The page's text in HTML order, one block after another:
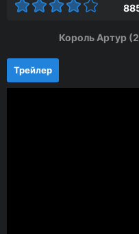
Король Артур
Трейлер